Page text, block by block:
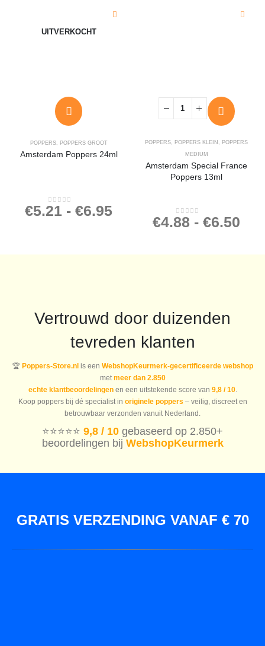
UITVERKOCHT
POPPERS, POPPERS GROOT
Amsterdam Poppers 24ml
0out of 5
€5.21 - €6.95
POPPERS, POPPERS KLEIN , POPPERS
MEDIUM
Amsterdam Special France
Poppers 13ml
0out of 5
€4.88 - €6.50
Vertrouwd door duizenden
tevreden klanten
🏆 Poppers-Store.nl is een WebshopKeurmerk-gecertificeerde webshop
met meer dan 2.850
echte klantbeoordelingenen een uitstekende score van 9,8 / 10.
Koop poppers bij dé specialist in originele poppers – veilig, discreet en
betrouwbaar verzonden vanuit Nederland.
⭐️⭐️⭐️⭐️⭐️ 9,8 / 10 gebaseerd op 2.850+
beoordelingen bij WebshopKeurmerk
GRATIS VERZENDING VANAF € 70